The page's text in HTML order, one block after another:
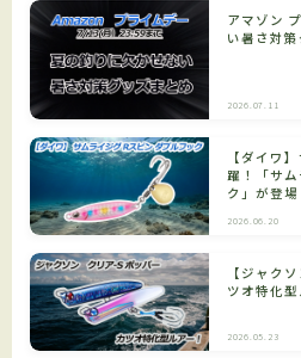
アマゾン
い暑さ対策
2026.07.11
【ダイワ
躍！「サ
ク」が登
2026.06.20
【ジャク
ツオ特化型
2026.05.23